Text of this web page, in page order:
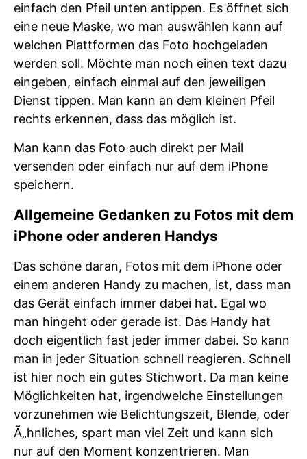
einfach den Pfeil unten antippen. Es öffnet sich
eine neue Maske, wo man auswählen kann auf
welchen Plattformen das Foto hochgeladen
werden soll. Möchte man noch einen text dazu
eingeben, einfach einmal auf den jeweiligen
Dienst tippen. Man kann an dem kleinen Pfeil
rechts erkennen, dass das möglich ist.
Man kann das Foto auch direkt per Mail
versenden oder einfach nur auf dem iPhone
speichern.
Allgemeine Gedanken zu Fotos mit dem
iPhone oder anderen Handys
Das schöne daran, Fotos mit dem iPhone oder
einem anderen Handy zu machen, ist, dass man
das Gerät einfach immer dabei hat. Egal wo
man hingeht oder gerade ist. Das Handy hat
doch eigentlich fast jeder immer dabei. So kann
man in jeder Situation schnell reagieren. Schnell
ist hier noch ein gutes Stichwort. Da man keine
Möglichkeiten hat, irgendwelche Einstellungen
vorzunehmen wie Belichtungszeit, Blende, oder
Ã„hnliches, spart man viel Zeit und kann sich
nur auf den Moment konzentrieren. Man